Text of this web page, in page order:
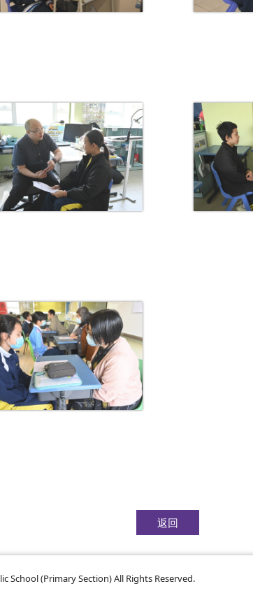
返回
School (Primary Section) All Rights Reserved.